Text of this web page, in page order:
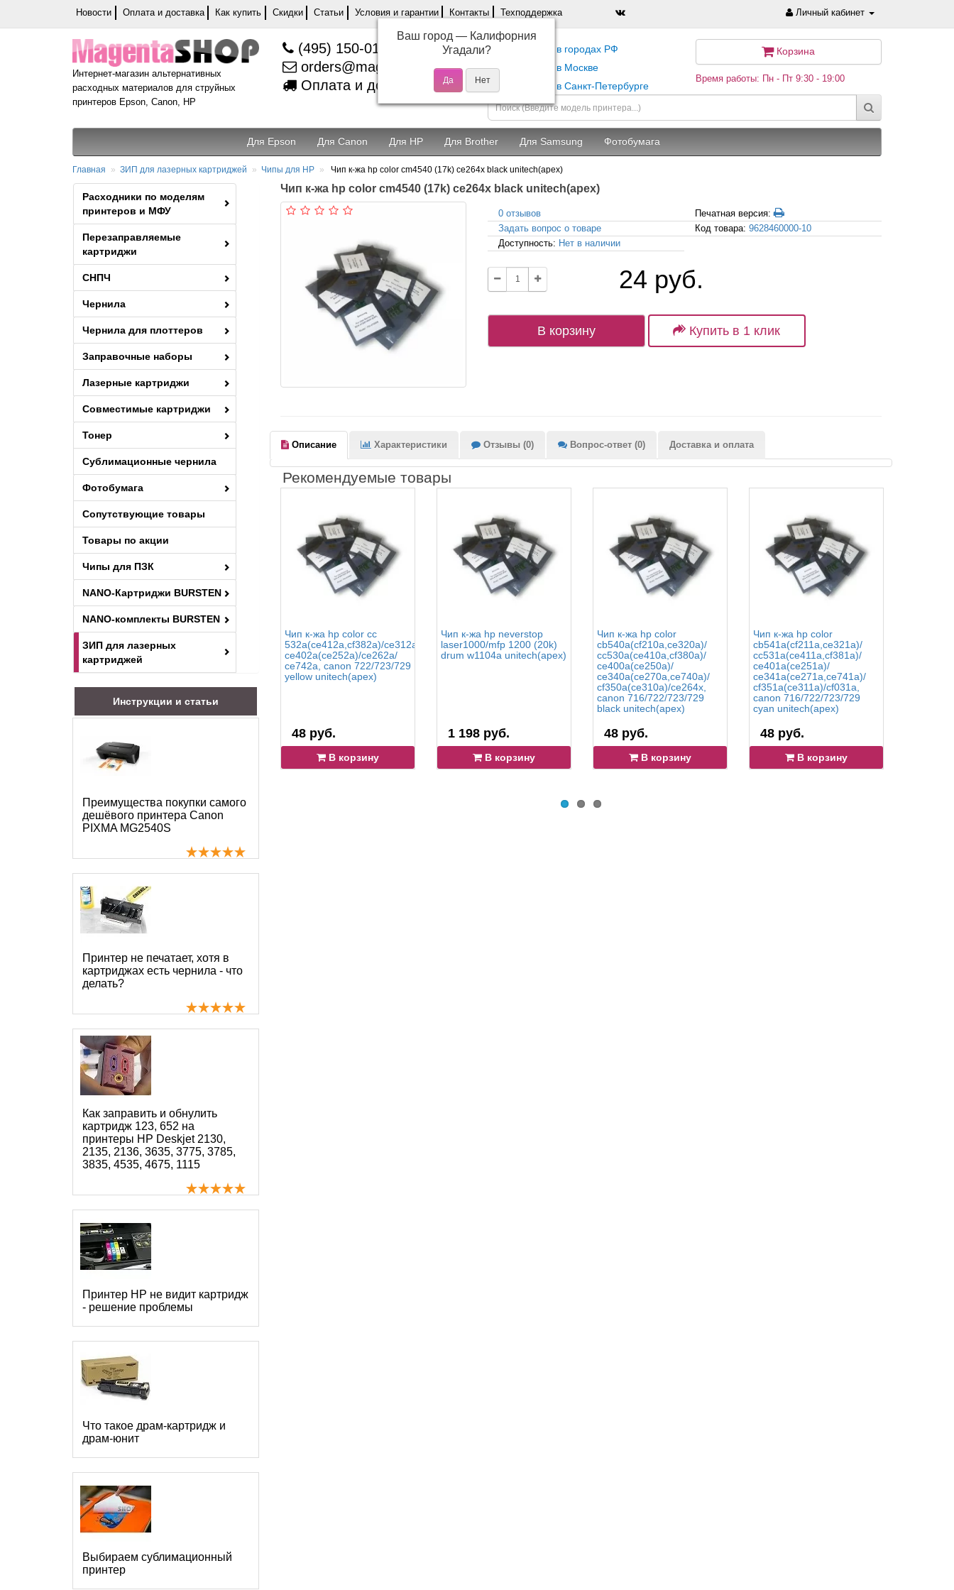
Новости Оплата и доставка Как купить Скидки Статьи Условия и гарантии Контакты Техподдержка Личный кабинет
Интернет-магазин альтернативных
расходных материалов для струйных
принтеров Epson, Canon, HP
(495) 150-01-37
orders@magentashop.ru
Оплата и доставка
Самовывоз в городах РФ
Самовывоз в Москве
Самовывоз в Санкт-Петербурге
Корзина
Время работы: Пн - Пт 9:30 - 19:00
Для Epson Для Canon Для HP Для Brother Для Samsung Фотобумага
Главная ЗИП для лазерных картриджей Чипы для HP Чип к-жа hp color cm4540 (17k) ce264x black unitech(apex)
Расходники по моделям
принтеров и МФУ
Перезаправляемые
картриджи
СНПЧ
Чернила
Чернила для плоттеров
Заправочные наборы
Лазерные картриджи
Совместимые картриджи
Тонер
Сублимационные чернила
Фотобумага
Сопутствующие товары
Товары по акции
Чипы для ПЗК
NANO-Картриджи BURSTEN
NANO-комплекты BURSTEN
ЗИП для лазерных
картриджей
Инструкции и статьи
Преимущества покупки самого
дешёвого принтера Canon
PIXMA MG2540S
Принтер не печатает, хотя в
картриджах есть чернила - что
делать?
Как заправить и обнулить
картридж 123, 652 на
принтеры HP Deskjet 2130,
2135, 2136, 3635, 3775, 3785,
3835, 4535, 4675, 1115
Принтер HP не видит картридж
- решение проблемы
Что такое драм-картридж и
драм-юнит
Выбираем сублимационный
принтер
Чип к-жа hp color cm4540 (17k) ce264x black unitech(apex)
0 отзывов
Печатная версия:
Задать вопрос о товаре
Код товара:9628460000-10
Доступность: Нет в наличии
24 руб.
В корзину Купить в 1 клик
Описание Характеристики Отзывы (0) Вопрос-ответ (0) Доставка и оплата
Рекомендуемые товары
Чип к-жа hp color cc
532a(ce412a,cf382a)/ce312a/cf212a(ce542a,ce322)/
ce402a(ce252a)/ce262a/
ce742a, canon 722/723/729
yellow unitech(apex)
48 руб.
В корзину
Чип к-жа hp neverstop
laser1000/mfp 1200 (20k)
drum w1104a unitech(apex)
1 198 руб.
В корзину
Чип к-жа hp color
cb540a(cf210a,ce320a)/
cc530a(ce410a,cf380a)/
ce400a(ce250a)/
ce340a(ce270a,ce740a)/
cf350a(ce310a)/ce264x,
canon 716/722/723/729
black unitech(apex)
48 руб.
В корзину
Чип к-жа hp color
cb541a(cf211a,ce321a)/
cc531a(ce411a,cf381a)/
ce401a(ce251a)/
ce341a(ce271a,ce741a)/
cf351a(ce311a)/cf031a,
canon 716/722/723/729
cyan unitech(apex)
48 руб.
В корзину
Ваш город — Калифорния
Угадали?